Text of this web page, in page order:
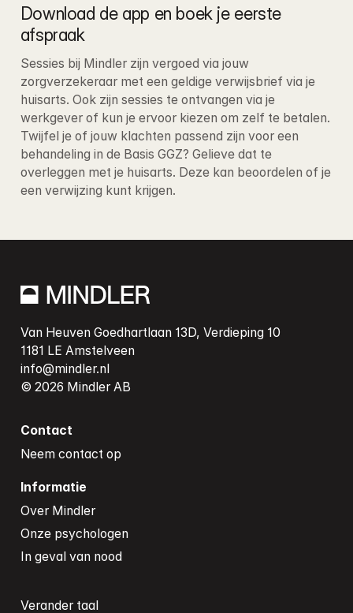
Download de app en boek je eerste
afspraak
Sessies bij Mindler zijn vergoed via jouw
zorgverzekeraar met een geldige verwijsbrief via je
huisarts. Ook zijn sessies te ontvangen via je
werkgever of kun je ervoor kiezen om zelf te betalen.
Twijfel je of jouw klachten passend zijn voor een
behandeling in de Basis GGZ? Gelieve dat te
overleggen met je huisarts. Deze kan beoordelen of je
een verwijzing kunt krijgen.
Van Heuven Goedhartlaan 13D, Verdieping 10
1181 LE Amstelveen
info@mindler.nl
Contact
Neem contact op
Informatie
Over Mindler
Onze psychologen
In geval van nood
Verander taal